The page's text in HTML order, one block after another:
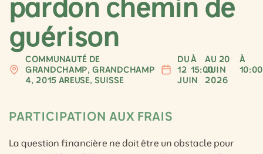
pardon chemin de
guérison
COMMUNAUTÉ DE
GRANDCHAMP, GRANDCHAMP
4, 2015 AREUSE, SUISSE
DU
12
JUIN
À
15:00
AU 20
JUIN
2026
À
10:00
PARTICIPATION AUX FRAIS
La question financière ne doit être un obstacle pour